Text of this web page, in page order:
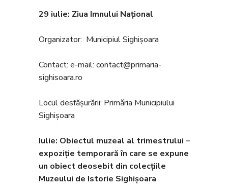
29 iulie: Ziua Imnului Național
Organizator: Municipiul Sighișoara
Contact: e-mail: contact@primaria-
sighisoara.ro
Locul desfășurării: Primăria Municipiului
Sighișoara
Iulie: Obiectul muzeal al trimestrului –
expoziție temporară în care se expune
un obiect deosebit din colecțiile
Muzeului de Istorie Sighișoara